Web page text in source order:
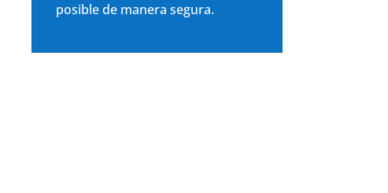
posible de manera segura.